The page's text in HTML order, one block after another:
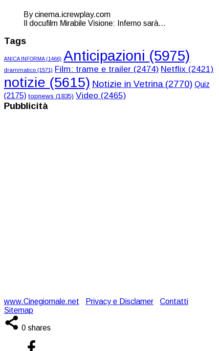
By cinema.icrewplay.com
Il docufilm Mirabile Visione: Inferno sarà...
Tags
ANICA INFORMA(1466) Anticipazioni (5975)
drammatico (1571) Film: trame e trailer (2474) Netflix (2421)
notizie (5615) Notizie in Vetrina(2770) Quiz
(2175) topnews (1835) Video (2465)
Pubblicità
www.Cinegiornale.net Privacy e Disclamer Contatti
Sitemap
0 shares